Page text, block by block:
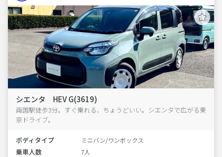
シエンタ HEV G(3619)
両国駅徒歩3分。すぐ乗れる、ちょうどいい。シエンタで広がる東
京ドライブ。
ボディタイプ ミニバン/ワンボックス
乗車人数 7人